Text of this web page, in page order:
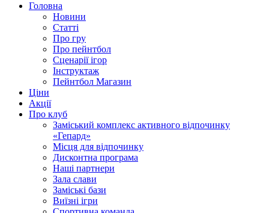
Головна
Новини
Статті
Про гру
Про пейнтбол
Сценарії ігор
Інструктаж
Пейнтбол Магазин
Ціни
Акції
Про клуб
Заміський комплекс активного відпочинку
«Гепард»
Місця для відпочинку
Дисконтна програма
Наші партнери
Зала слави
Заміські бази
Виїзні ігри